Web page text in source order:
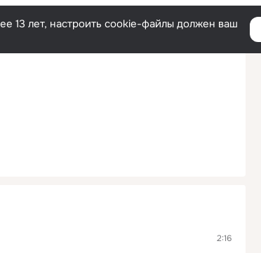
13 лет, настроить cookie-файлы должен ваш
2:16